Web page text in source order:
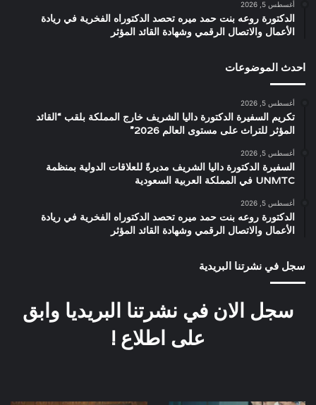
أغسطس 5, 2026
الدكتورة روعه بنت حمد ميره تحصد الدكتوراه الفخرية في ريادة
الأعمال والاتصال الرقمي وشهادة القائد المؤثر
احدث الموضوعات
أغسطس 5, 2026
تكريم السفيرة الدكتورة داليا الشريف خارج المملكة بلقب “القائد
المؤثر للتراث على مستوى العالم 2026”
أغسطس 5, 2026
السفيرة الدكتورة داليا الشريف مديرةً للعلاقات الدولية بمنظمة
UNMTC في المملكة العربية السعودية
أغسطس 5, 2026
الدكتورة روعه بنت حمد ميره تحصد الدكتوراه الفخرية في ريادة
الأعمال والاتصال الرقمي وشهادة القائد المؤثر
سجل في نشرتنا البريدية
سجل الان في نشرتنا البريديا وابق
على اطلاع !